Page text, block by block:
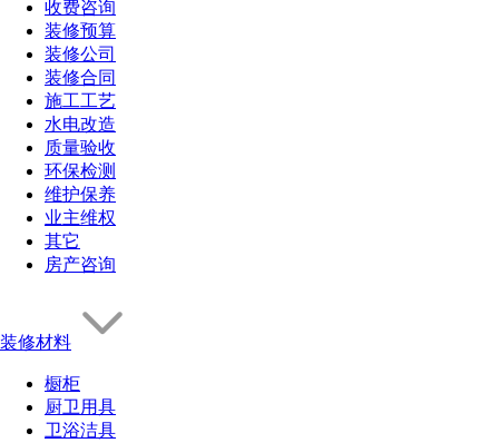
收费咨询
装修预算
装修公司
装修合同
施工工艺
水电改造
质量验收
环保检测
维护保养
业主维权
其它
房产咨询
装修材料
橱柜
厨卫用具
卫浴洁具